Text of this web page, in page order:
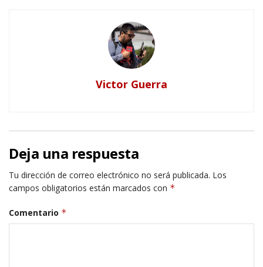
Victor Guerra
Deja una respuesta
Tu dirección de correo electrónico no será publicada. Los
campos obligatorios están marcados con *
Comentario *